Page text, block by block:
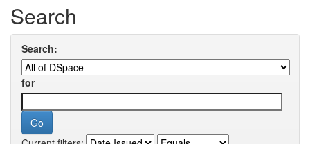
Search
Search:
for